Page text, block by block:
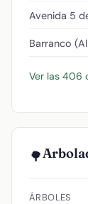
Avenida 5
Barranco
Ver las 406
🌳
ÁRBOLES